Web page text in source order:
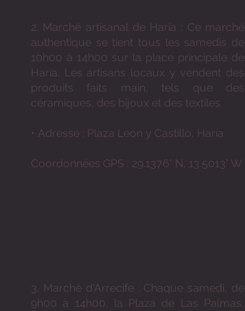
2. Marché artisanal de Haría : Ce marché
authentique se tient tous les samedis de
10h00 à 14h00 sur la place principale de
Haría. Les artisans locaux y vendent des
produits faits main, tels que des
céramiques, des bijoux et des textiles.
• Adresse : Plaza León y Castillo, Haría
Coordonnées GPS : 29.1376° N, 13.5013° W
3. Marché d'Arrecife : Chaque samedi, de
9h00 à 14h00, la Plaza de Las Palmas,